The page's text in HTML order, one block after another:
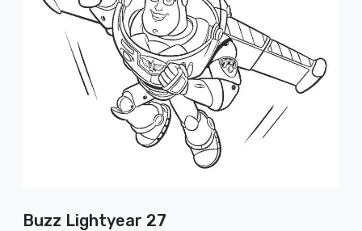
Buzz Lightyear 27